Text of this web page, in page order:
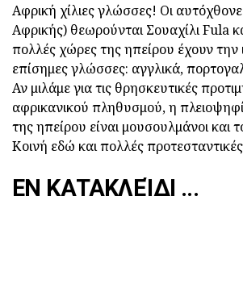
Αφρική χίλιες γλώσσες! Οι
Αφρικής) θεωρούνται Σουαχίλι Fula
πολλές χώρες της ηπείρου έχουν την
επίσημες γλώσσες: αγγλικά,
Αν μιλάμε για τις θρησκευτικές
αφρικανικού πληθυσμού, η
της ηπείρου είναι μουσουλμάνοι και
Κοινή εδώ και πολλές
ΕΝ ΚΑΤΑΚΛΕΊΔΙ ...